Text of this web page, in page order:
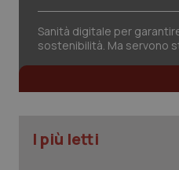
Sanità digitale per
sostenibilità. Ma servono
I più letti